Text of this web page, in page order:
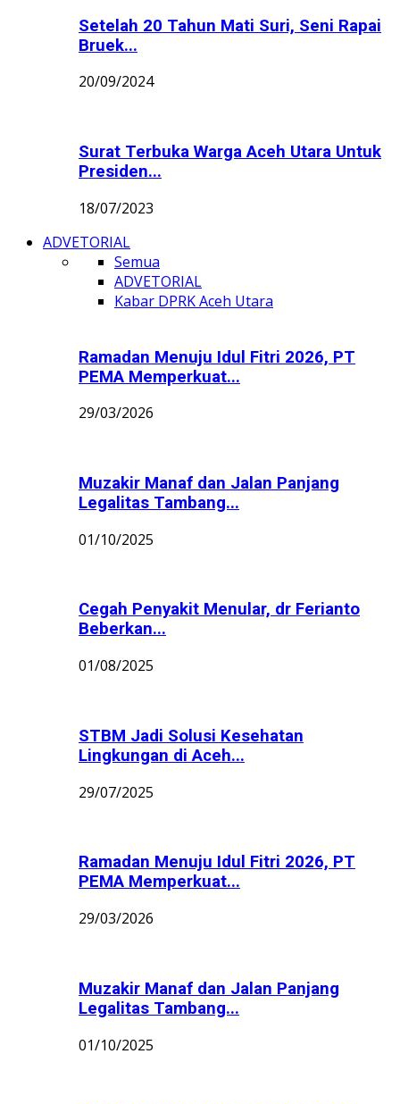
Setelah 20 Tahun Mati Suri, Seni Rapai
Bruek...
20/09/2024
Surat Terbuka Warga Aceh Utara Untuk
Presiden...
18/07/2023
ADVETORIAL
Semua
ADVETORIAL
Kabar DPRK Aceh Utara
Ramadan Menuju Idul Fitri 2026, PT
PEMA Memperkuat...
29/03/2026
Muzakir Manaf dan Jalan Panjang
Legalitas Tambang...
01/10/2025
Cegah Penyakit Menular, dr Ferianto
Beberkan...
01/08/2025
STBM Jadi Solusi Kesehatan
Lingkungan di Aceh...
29/07/2025
Ramadan Menuju Idul Fitri 2026, PT
PEMA Memperkuat...
29/03/2026
Muzakir Manaf dan Jalan Panjang
Legalitas Tambang...
01/10/2025